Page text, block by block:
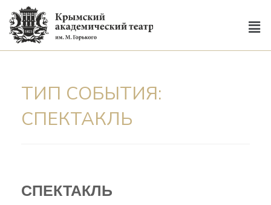
ТИП СОБЫТИЯ:
СПЕКТАКЛЬ
СПЕКТАКЛЬ